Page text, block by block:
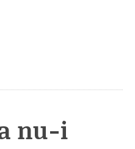
nu-i